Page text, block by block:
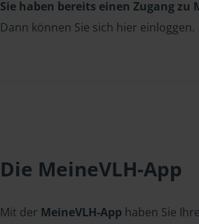
Sie haben bereits einen Zugang zu
Dann können Sie sich hier einloggen.
Die MeineVLH-App
Mit der MeineVLH-App haben Sie Ihre